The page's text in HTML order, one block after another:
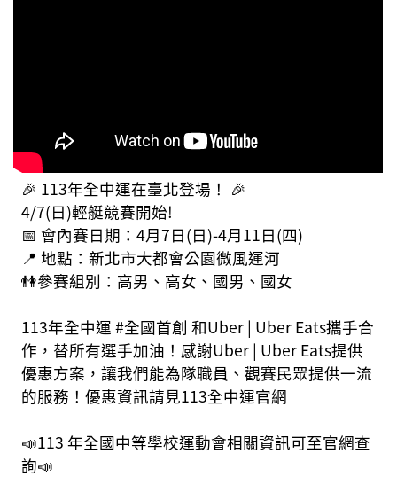
🎉 113年全中運在臺北登場！ 🎉
4/7(日)輕艇競賽開始!
📅 會內賽日期：4月7日(日)-4月11日(四)
📍 地點：新北市大都會公園微風運河
👫參賽組別：高男、高女、國男、國女
113年全中運 #全國首創 和Uber | Uber Eats攜手合
作，替所有選手加油！感謝Uber | Uber Eats提供
優惠方案，讓我們能為隊職員、觀賽民眾提供一流
的服務！優惠資訊請見113全中運官網
📣113 年全國中等學校運動會相關資訊可至官網查
詢📣